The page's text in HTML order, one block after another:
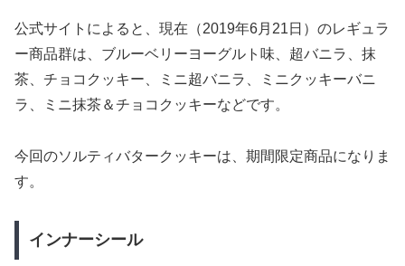
公式サイトによると、現在（2019年6月21日）のレギュラ
ー商品群は、ブルーベリーヨーグルト味、超バニラ、抹
茶、チョコクッキー、ミニ超バニラ、ミニクッキーバニ
ラ、ミニ抹茶＆チョコクッキーなどです。
今回のソルティバタークッキーは、期間限定商品になりま
す。
インナーシール